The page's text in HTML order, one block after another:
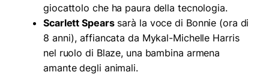
giocattolo che ha paura della tecnologia.
Scarlett Spearssarà la voce di Bonnie (ora di
8 anni), affiancata da Mykal-Michelle Harris
nel ruolo di Blaze, una bambina armena
amante degli animali.